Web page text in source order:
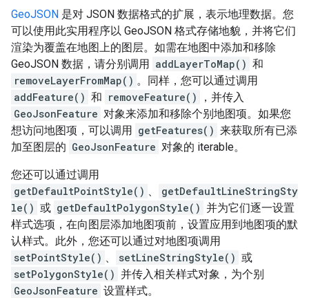
GeoJSON 是对 JSON 数据格式的扩展，表示地理数据。您
可以使用此实用程序以 GeoJSON 格式存储地貌，并将它们
渲染为覆盖在地图上的图层。如需在地图中添加和移除
GeoJSON 数据，请分别调用 addLayerToMap() 和
removeLayerFromMap() 。同样，您可以通过调用
addFeature() 和 removeFeature()
，并传入
GeoJsonFeature 对象来添加和移除个别地图项。如果您
想访问地图项，可以调用 getFeatures() 来获取所有已添
加至图层的 GeoJsonFeature 对象的 iterable。
您还可以通过调用
getDefaultPointStyle() 、
getDefaultLineStringSty
le() 或 getDefaultPolygonStyle() 并为它们逐一设置
样式选项，在向图层添加地图项前，设置应用到地图项的默
认样式。此外，您还可以通过对地图项调用
setPointStyle() 、 setLineStringStyle() 或
setPolygonStyle() 并传入相关样式对象，为个别
GeoJsonFeature 设置样式。